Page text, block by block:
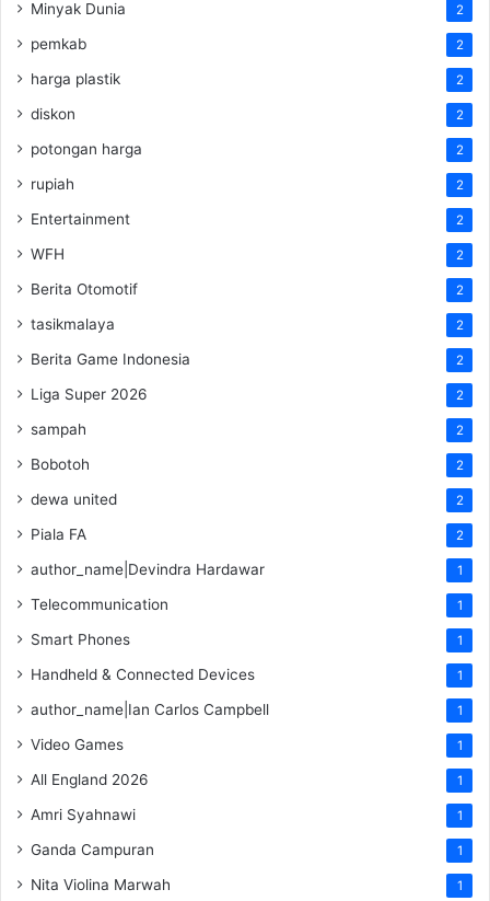
Minyak Dunia 2
pemkab 2
harga plastik 2
diskon 2
potongan harga 2
rupiah 2
Entertainment 2
WFH 2
Berita Otomotif 2
tasikmalaya 2
Berita Game Indonesia 2
Liga Super 2026 2
sampah 2
Bobotoh 2
dewa united 2
Piala FA 2
author_name|Devindra Hardawar 1
Telecommunication 1
Smart Phones 1
Handheld & Connected Devices 1
author_name|Ian Carlos Campbell 1
Video Games 1
All England 2026 1
Amri Syahnawi 1
Ganda Campuran 1
Nita Violina Marwah 1